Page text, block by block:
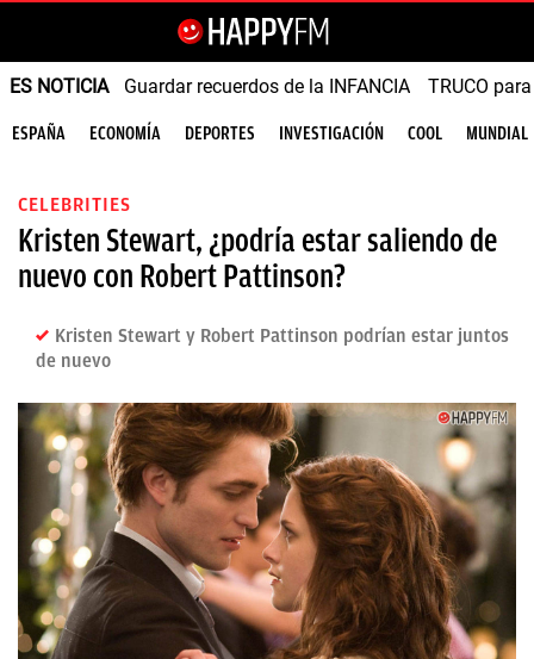
ES NOTICIA Guardar recuerdos de la INFANCIA TRUCO
ESPAÑA ECONOMÍA DEPORTES INVESTIGACIÓN COOL MUNDIAL
CELEBRITIES
Kristen Stewart, ¿podría estar saliendo de
nuevo con Robert Pattinson?
Kristen Stewart y Robert Pattinson podrían estar juntos
de nuevo